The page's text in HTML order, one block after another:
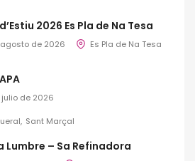
2026 Es Pla de Na Tesa
agosto de 2026 Es Pla de Na Tesa
julio de 2026
Sant Marçal
Lumbre – Sa Refinadora